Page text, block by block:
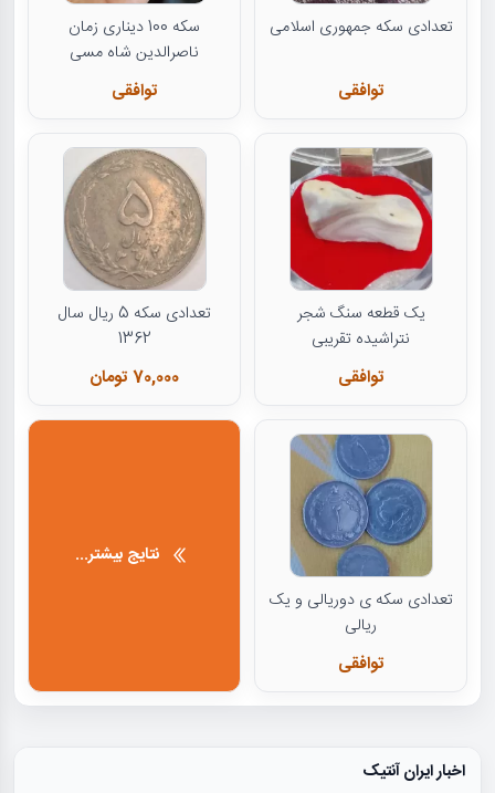
تعدادی سکه جمهوری اسلامی
توافقی
سکه 100 دیناری زمان
ناصرالدین شاه مسی
توافقی
یک قطعه سنگ شجر
نتراشیده تقریبی
توافقی
تعدادی سکه 5 ریال سال
1362
70,000 تومان
تعدادی سکه ی دوریالی و یک
ریالی
توافقی
نتایج بیشتر...
اخبار ایران آنتیک